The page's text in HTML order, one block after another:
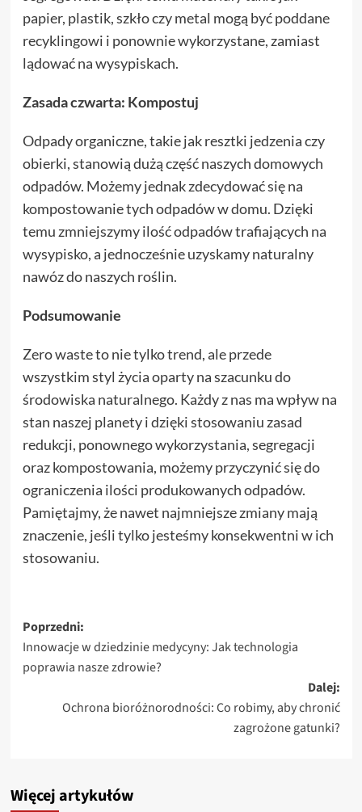
papier, plastik, szkło czy metal mogą być poddane
recyklingowi i ponownie wykorzystane, zamiast
lądować na wysypiskach.
Zasada czwarta: Kompostuj
Odpady organiczne, takie jak resztki jedzenia czy
obierki, stanowią dużą część naszych domowych
odpadów. Możemy jednak zdecydować się na
kompostowanie tych odpadów w domu. Dzięki
temu zmniejszymy ilość odpadów trafiających na
wysypisko, a jednocześnie uzyskamy naturalny
nawóz do naszych roślin.
Podsumowanie
Zero waste to nie tylko trend, ale przede
wszystkim styl życia oparty na szacunku do
środowiska naturalnego. Każdy z nas ma wpływ na
stan naszej planety i dzięki stosowaniu zasad
redukcji, ponownego wykorzystania, segregacji
oraz kompostowania, możemy przyczynić się do
ograniczenia ilości produkowanych odpadów.
Pamiętajmy, że nawet najmniejsze zmiany mają
znaczenie, jeśli tylko jesteśmy konsekwentni w ich
stosowaniu.
Zobacz
wpisy
Poprzedni:
Innowacje w dziedzinie medycyny: Jak technologia
poprawia nasze zdrowie?
Dalej:
Ochrona bioróżnorodności: Co robimy, aby chronić
zagrożone gatunki?
Więcej artykułów